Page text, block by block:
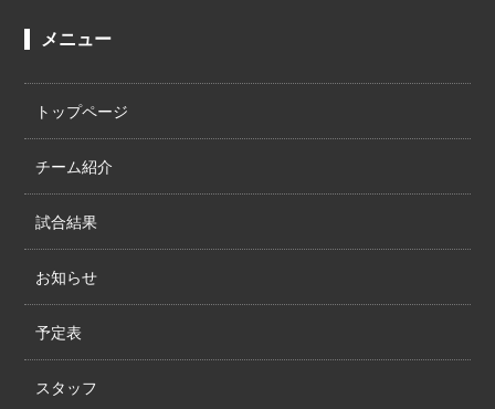
メニュー
トップページ
チーム紹介
試合結果
お知らせ
予定表
スタッフ